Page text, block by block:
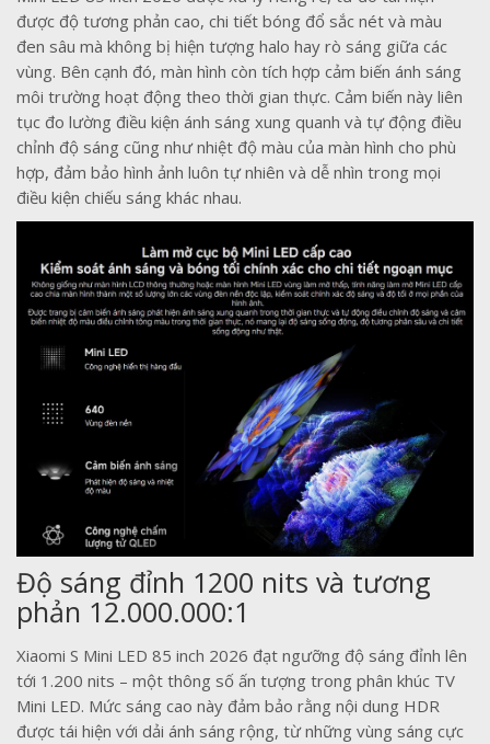
được độ tương phản cao, chi tiết bóng đổ sắc nét và màu
đen sâu mà không bị hiện tượng halo hay rò sáng giữa các
vùng. Bên cạnh đó, màn hình còn tích hợp cảm biến ánh sáng
môi trường hoạt động theo thời gian thực. Cảm biến này liên
tục đo lường điều kiện ánh sáng xung quanh và tự động điều
chỉnh độ sáng cũng như nhiệt độ màu của màn hình cho phù
hợp, đảm bảo hình ảnh luôn tự nhiên và dễ nhìn trong mọi
điều kiện chiếu sáng khác nhau.
Độ sáng đỉnh 1200 nits và tương
phản 12.000.000:1
Xiaomi S Mini LED 85 inch 2026 đạt ngưỡng độ sáng đỉnh lên
tới 1.200 nits – một thông số ấn tượng trong phân khúc TV
Mini LED. Mức sáng cao này đảm bảo rằng nội dung HDR
được tái hiện với dải ánh sáng rộng, từ những vùng sáng cực